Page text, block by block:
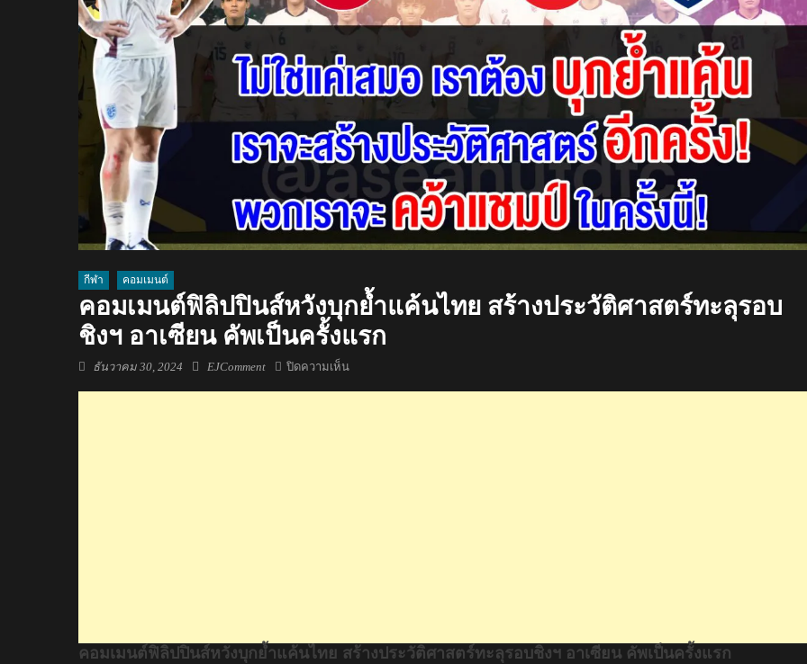
กีฬา คอมเมนต์
คอมเมนต์ฟิลิปปินส์หวังบุกย้ำแค้นไทย สร้างประวัติศาสตร์ทะลุรอบ
ชิงฯ อาเซียน คัพเป็นครั้งแรก
Posted
ธันวาคม 30, 2024 Author
EJComment ปิดความเห็น
ชิงฯ
คอมเมนต์ฟิลิปปินส์หวังบุกย้ำแค้นไทย สร้างประวัติศาสตร์ทะลุรอบชิงฯ อาเซียน คัพเป็นครั้งแรก